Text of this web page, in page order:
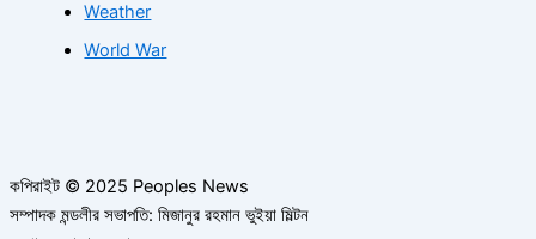
Weather
World War
কপিরাইট © 2025 Peoples News
সম্পাদক মন্ডলীর সভাপতি: মিজানুর রহমান ভুইয়া মিল্টন